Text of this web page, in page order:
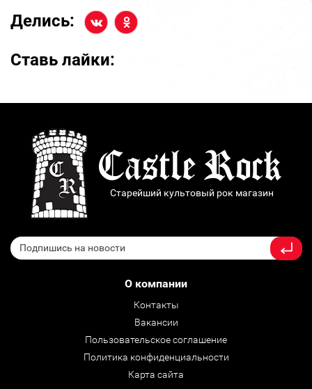
Делись:
Ставь лайки:
Старейший культовый рок магазин
О компании
Контакты
Вакансии
Пользовательское соглашение
Политика конфиденциальности
Карта сайта